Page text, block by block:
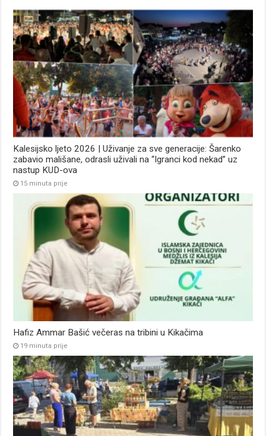
Kalesijsko ljeto 2026 | Uživanje za sve generacije: Šarenko
zabavio mališane, odrasli uživali na “Igranci kod nekad” uz
nastup KUD-ova
15 minuta prije
Hafiz Ammar Bašić večeras na tribini u Kikačima
19 minuta prije